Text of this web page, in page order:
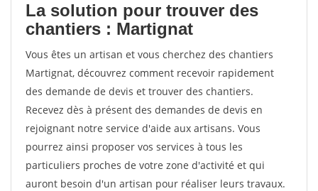
La solution pour trouver des
chantiers : Martignat
Vous êtes un artisan et vous cherchez des chantiers
Martignat, découvrez comment recevoir rapidement
des demande de devis et trouver des chantiers.
Recevez dès à présent des demandes de devis en
rejoignant notre service d'aide aux artisans. Vous
pourrez ainsi proposer vos services à tous les
particuliers proches de votre zone d'activité et qui
auront besoin d'un artisan pour réaliser leurs travaux.